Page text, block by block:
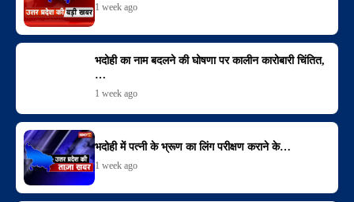
1 week ago
भदोही का नाम बदलने की घोषणा पर कालीन कारोबारी चिंतित,
…
1 week ago
भदोही में पत्नी के भ्रूण का लिंग परीक्षण कराने के…
1 week ago